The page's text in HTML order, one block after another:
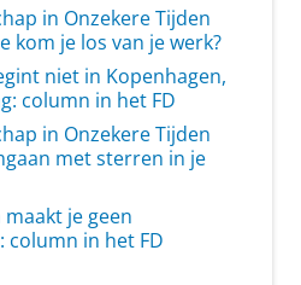
in Onzekere Tijden
kom je los van je werk?
niet in Kopenhagen,
column in het FD
in Onzekere Tijden
met sterren in je
je geen
column in het FD